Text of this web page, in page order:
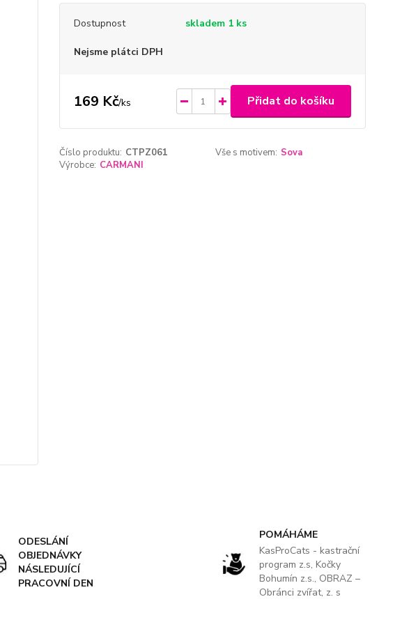
Dostupnost skladem 1 ks
Nejsme plátci DPH
169 Kč/ks Přidat do košíku
Číslo produktu: CTPZ061 Vše s motivem: Sova
Výrobce: CARMANI
ODESLÁNÍ
OBJEDNÁVKY
NÁSLEDUJÍCÍ
PRACOVNÍ DEN
POMÁHÁME
KasProCats - kastrační
program z.s, Kočky
Bohumín z.s., OBRAZ –
Obránci zvířat, z. s